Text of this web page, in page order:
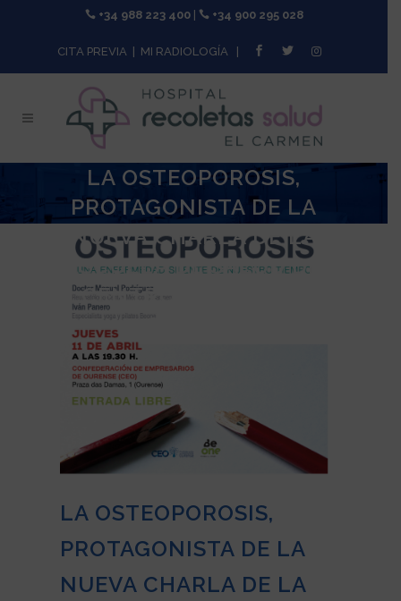
+34 988 223 400| +34 900 295 028
CITA PREVIA MI RADIOLOGÍA
LA OSTEOPOROSIS,
PROTAGONISTA DE LA
NUEVA CHARLA DE LA
ESCUELA DE SALUD DE
CENTRO MÉDICO EL
LA OSTEOPOROSIS,
PROTAGONISTA DE LA
NUEVA CHARLA DE LA